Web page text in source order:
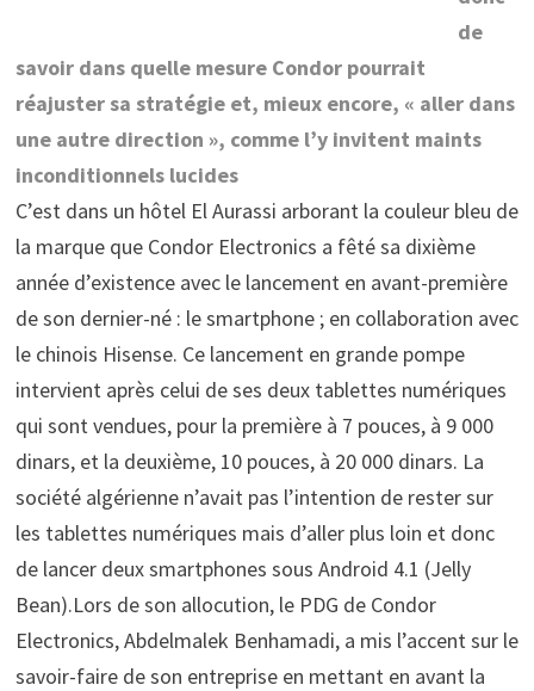
de
savoir dans quelle mesure Condor pourrait
réajuster sa stratégie et, mieux encore, « aller dans
une autre direction », comme l’y invitent maints
inconditionnels lucides
C’est dans un hôtel El Aurassi arborant la couleur bleu de
la marque que Condor Electronics a fêté sa dixième
année d’existence avec le lancement en avant-première
de son dernier-né : le smartphone ; en collaboration avec
le chinois Hisense. Ce lancement en grande pompe
intervient après celui de ses deux tablettes numériques
qui sont vendues, pour la première à 7 pouces, à 9 000
dinars, et la deuxième, 10 pouces, à 20 000 dinars. La
société algérienne n’avait pas l’intention de rester sur
les tablettes numériques mais d’aller plus loin et donc
de lancer deux smartphones sous Android 4.1 (Jelly
Bean).Lors de son allocution, le PDG de Condor
Electronics, Abdelmalek Benhamadi, a mis l’accent sur le
savoir-faire de son entreprise en mettant en avant la